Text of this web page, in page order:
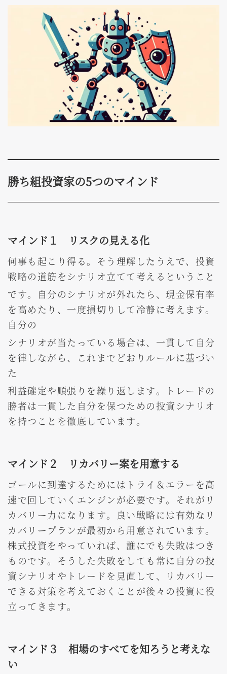
勝ち組投資家の5つのマインド
マインド１ リスクの見える化
何事も起こり得る。そう理解したうえで、投資
戦略の道筋をシナリオ立てて考えるということ
です。自分のシナリオが外れたら、現金保有率
を高めたり、一度損切りして冷静に考えます。
自分の
シナリオが当たっている場合は、一貫して自分
を律しながら、これまでどおりルールに基づい
た
利益確定や順張りを繰り返します。トレードの
勝者は一貫した自分を保つための投資シナリオ
を持つことを徹底しています。
マインド２ リカバリー案を用意する
ゴールに到達するためにはトライ＆エラーを高
速で回していくエンジンが必要です。それがリ
カバリー力になります。良い戦略には有効なリ
カバリープランが最初から用意されています。
株式投資をやっていれば、誰にでも失敗はつき
ものです。そうした失敗をしても常に自分の投
資シナリオやトレードを見直して、リカバリー
できる対策を考えておくことが後々の投資に役
立ってきます。
マインド３ 相場のすべてを知ろうと考えな
い